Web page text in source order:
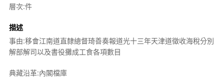
層次:件
描述
事由:移會江南道直隸總督琦善奏報道光十三年天津道徵收海稅分別
解部解司以及書役攤成工食各項數目
典藏沿革:內閣檔庫